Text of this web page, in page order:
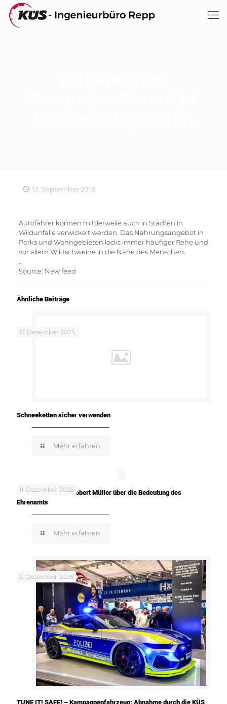
13. September 2018
Autofahrer können mittlerweile auch in Städten in
Wildunfälle verwickelt werden. Das Nahrungsangebot in
Parks und Wohngebieten lockt immer häufiger Rehe und
vor allem Wildschweine in die Nähe des Menschen.
Source: New feed
Ähnliche Beiträge
17. Dezember 2025
Schneeketten sicher verwenden
Mehr erfahren
11. Dezember 2025
In meinen Worten: Robert Müller über die Bedeutung des
Ehrenamts
Mehr erfahren
2. Dezember 2025
TUNE IT! SAFE! – Kampagnenfahrzeug: Abnahme durch die KÜS